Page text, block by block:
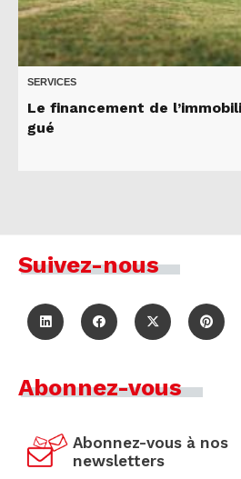
SERVICES
Le financement de
gué
Suivez-nous
Abonnez-vous
Abonnez-vous à nos
newsletters